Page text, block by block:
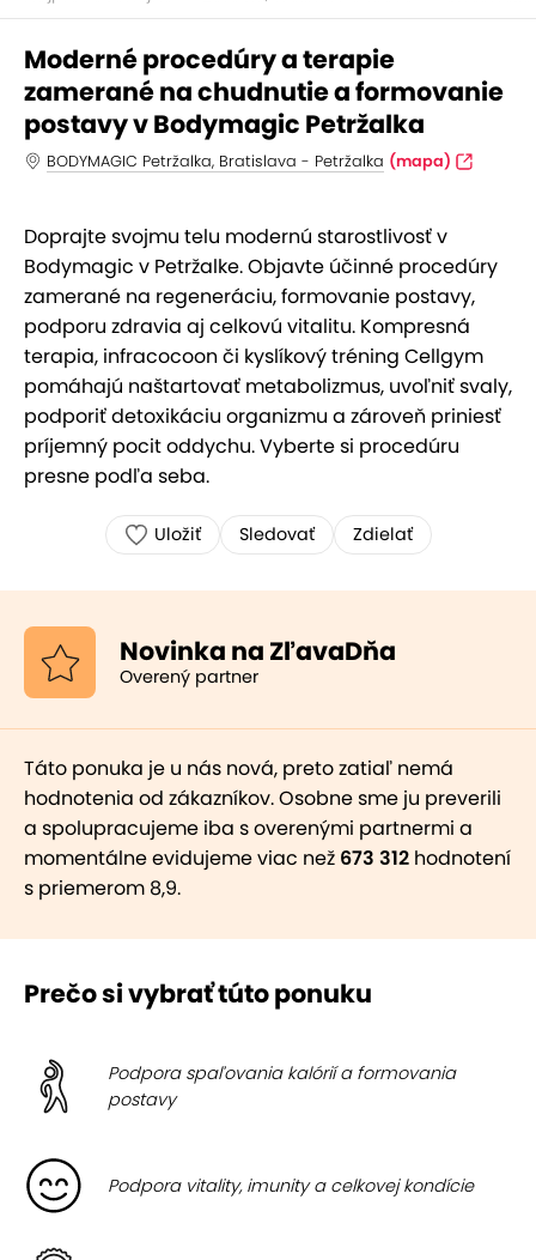
Moderné procedúry a terapie
zamerané na chudnutie a formovanie
postavy v Bodymagic Petržalka
BODYMAGIC Petržalka, Bratislava - Petržalka (mapa)
Doprajte svojmu telu modernú starostlivosť v
Bodymagic v Petržalke. Objavte účinné procedúry
zamerané na regeneráciu, formovanie postavy,
podporu zdravia aj celkovú vitalitu. Kompresná
terapia, infracocoon či kyslíkový tréning Cellgym
pomáhajú naštartovať metabolizmus, uvoľniť svaly,
podporiť detoxikáciu organizmu a zároveň priniesť
príjemný pocit oddychu. Vyberte si procedúru
presne podľa seba.
Uložiť Sledovať Zdielať
Novinka na ZľavaDňa
Overený partner
Táto ponuka je u nás nová, preto zatiaľ nemá
hodnotenia od zákazníkov. Osobne sme ju preverili
a spolupracujeme iba s overenými partnermi a
momentálne evidujeme viac než 673 312 hodnotení
s priemerom 8,9.
Prečo si vybrať túto ponuku
Podpora spaľovania kalórií a formovania
postavy
Podpora vitality, imunity a celkovej kondície